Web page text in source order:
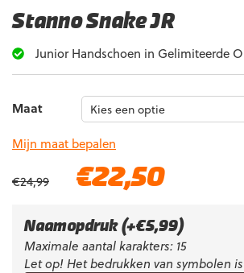
Stanno Snake JR
Junior Handschoen in Gelimiteerde
Maat
Mijn maat bepalen
€24,99
Oorspronkelijke
€24,99.
€22,50Huidige
€22,50.
Naamopdruk (+€5,99)
Maximale aantal karakters: 15
Let op! Het bedrukken van symbolen